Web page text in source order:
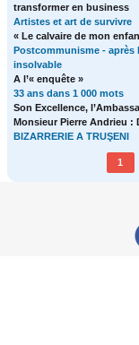
transformer en business
Artistes et art de survivre
« Le calvaire de mon
Postcommunisme - après
insolvable
A l’« enquête »
33 ans dans 1 000 mots
Son Excellence,
Monsieur Pierre Andrieu
BIZARRERIE A TRUŞENI
1